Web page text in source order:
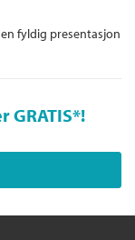
fyldig presentasjon
GRATIS*!